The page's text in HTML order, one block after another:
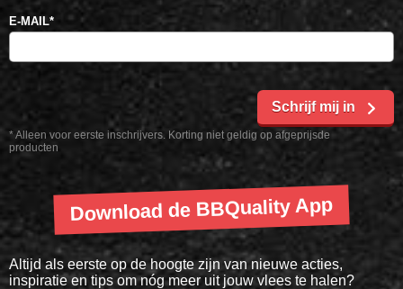
* Alleen voor eerste inschrijvers. Korting niet geldig op afgeprijsde
producten
E-MAIL*
Schrijf mij in
Download de BBQuality App
Altijd als eerste op de hoogte zijn van nieuwe acties,
inspiratie en tips om nóg meer uit jouw vlees te halen?